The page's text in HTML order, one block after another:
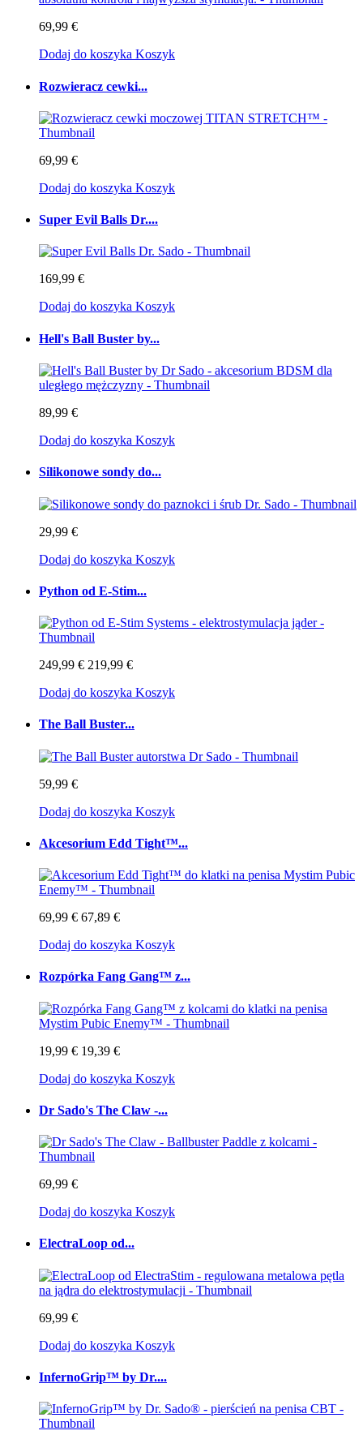
69,99 €
Dodaj do koszyka Koszyk
Rozwieracz cewki...
69,99 €
Dodaj do koszyka Koszyk
Super Evil Balls Dr....
169,99 €
Dodaj do koszyka Koszyk
Hell's Ball Buster by...
89,99 €
Dodaj do koszyka Koszyk
Silikonowe sondy do...
29,99 €
Dodaj do koszyka Koszyk
Python od E-Stim...
249,99 € 219,99 €
Dodaj do koszyka Koszyk
The Ball Buster...
59,99 €
Dodaj do koszyka Koszyk
Akcesorium Edd Tight™...
69,99 € 67,89 €
Dodaj do koszyka Koszyk
Rozpórka Fang Gang™ z...
19,99 € 19,39 €
Dodaj do koszyka Koszyk
Dr Sado's The Claw -...
69,99 €
Dodaj do koszyka Koszyk
ElectraLoop od...
69,99 €
Dodaj do koszyka Koszyk
InfernoGrip™ by Dr....